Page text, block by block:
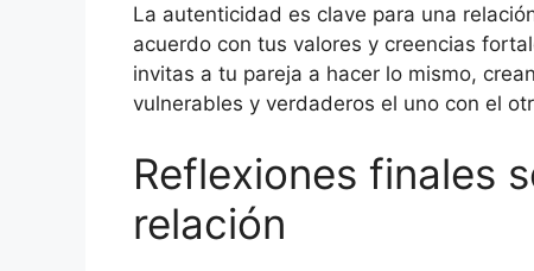
La autenticidad es clave para una
acuerdo con tus valores y creencias
invitas a tu pareja a hacer lo mismo,
vulnerables y verdaderos el uno con el
Reflexiones finales
relación